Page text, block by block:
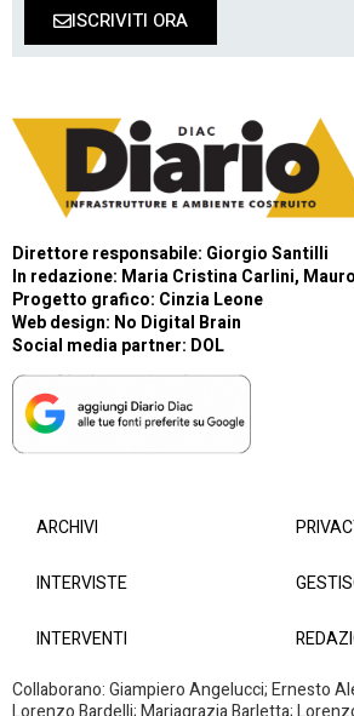
ISCRIVITI ORA
Direttore responsabile: Giorgio Santilli
In redazione: Maria Cristina Carlini,
Progetto grafico: Cinzia Leone
Web design: No Digital Brain
Social media partner: DOL
ARCHIVI
INTERVISTE
INTERVENTI
Collaborano: Giampiero Angelucci; Ernesto